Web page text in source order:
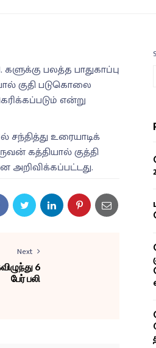
பலத்த பாதுகாப்பு
குதி படுகொலை
என்று
உரையாடிக்
கத்தியால் குத்தி
Next
6
பேர் பலி